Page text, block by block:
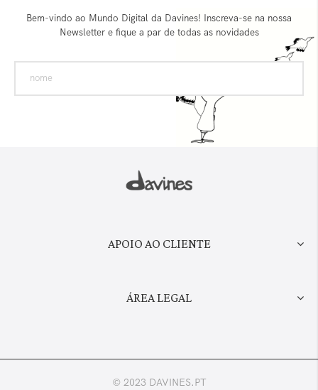
Bem-vindo ao Mundo Digital da Davines! Inscreva-se na nossa
Newsletter e fique a par de todas as novidades
APOIO AO CLIENTE
ÁREA LEGAL
© 2023 DAVINES.PT